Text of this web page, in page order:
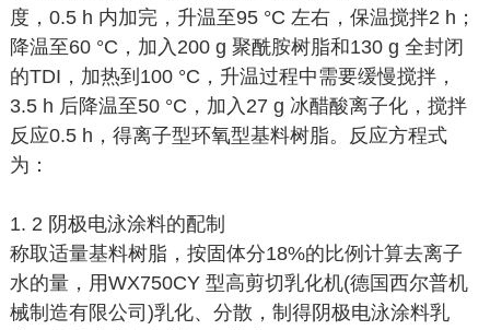
度，0.5 h 内加完，升温至95 °C 左右，保温搅拌2 h；
降温至60 °C，加入200 g 聚酰胺树脂和130 g 全封闭
的TDI，加热到100 °C，升温过程中需要缓慢搅拌，
3.5 h 后降温至50 °C，加入27 g 冰醋酸离子化，搅拌
反应0.5 h，得离子型环氧型基料树脂。反应方程式
为：
1. 2 阴极电泳涂料的配制
称取适量基料树脂，按固体分18%的比例计算去离子
水的量，用WX750CY 型高剪切乳化机(德国西尔普机
械制造有限公司)乳化、分散，制得阴极电泳涂料乳